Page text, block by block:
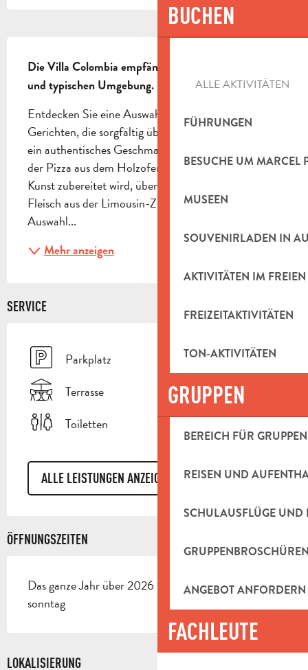
BUCHEN
ALLE AKTIVITÄTEN
FÜHRUNGEN
BESUCHE UM MARCEL
MUSEEN
SOUVENIRLADEN IN
AKTIVITÄTEN IM FREIEN
FREIZEITAKTIVITÄTEN
TON-AKTIVITÄTEN
GRUPPEN
BEREICH FÜR GRUPPEN
REISEN UND
SCHULAUSFLÜGE UND
ANGEBOT ANFORDERN
FACHLEUTE
Die Villa Colombia empfängt Sie in einer eleganten
und typischen Umgebung.
Entdecken Sie eine Auswahl an symbolträchtigen
Gerichten, die sorgfältig überarbeitet wurden und
ein authentisches Geschmackserlebnis bieten. Von
der Pizza aus dem Holzofen, die nach italienischer
Kunst zubereitet wird, über außergewöhnliches
Fleisch aus der Limousin-Zucht bis hin zu einer
Auswahl...
Mehr anzeigen
SERVICE
Parkplatz
Terrasse
Toiletten
ALLE LEISTUNGEN ANZEIGEN
ÖFFNUNGSZEITEN
Das ganze Jahr über 2026 - Geschlossen der
sonntag
LOKALISIERUNG